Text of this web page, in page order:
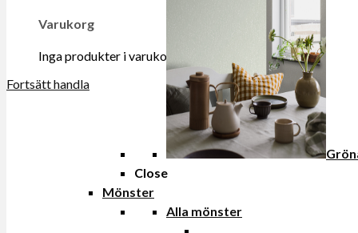
Varukorg
Inga produkter i varukorgen.
Fortsätt handla
Close
Mönster
Alla mönster